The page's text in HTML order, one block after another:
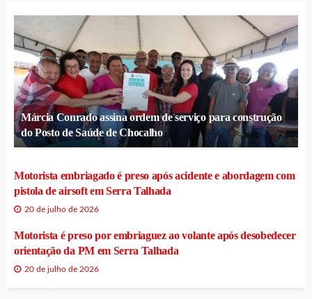
Márcia Conrado assina ordem de serviço para construção
do Posto de Saúde de Chocalho
Motorista embriagado é preso após acidente e abordagem com
pistola de airsoft em Serra Talhada
20 de julho de 2026
Motorista é preso por embriaguez ao volante após desobedecer
orientação da PM em Serra Talhada
20 de julho de 2026